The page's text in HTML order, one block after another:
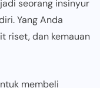
seorang insinyur
Yang Anda
riset, dan kemauan
membeli